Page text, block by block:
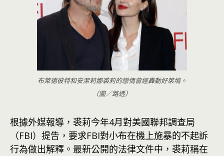
布萊德彼特和安潔莉娜裘莉的戀情曾經轟動好萊塢。
（圖／路透）
根據外媒報導，裘莉今年4月對美國聯邦調查局
（FBI）提告，要求FBI對小布在機上施暴的不起訴
行為做出解釋。最新公開的法律文件中，裘莉稱在